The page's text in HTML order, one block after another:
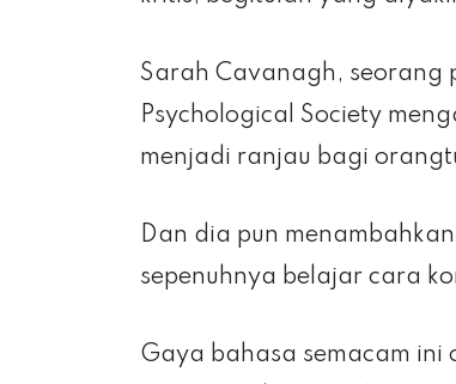
Sarah Cavanagh, seorang
Psychological Society
menjadi ranjau bagi
Dan dia pun
sepenuhnya belajar cara
Gaya bahasa semacam ini